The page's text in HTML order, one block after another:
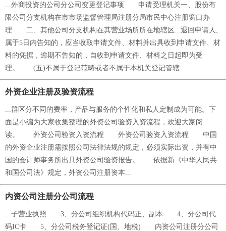
...外商投资的公司分公司变更登记事项 申请受理机关一、股份有
限公司分支机构在市市场监督管理局注册分局市民中心注册窗口办
理 二、其他公司分支机构在其营业场所所在地辖区...退回申请人;
属于5日内告知的，应当收取申请文件、材料并出具收到申请文件、材
料的凭据，逾期不告知的，自收到申请文件、材料之日起即为受
理。 (五)不属于登记范畴或者不属于本机关登记管辖...
外资企业注册及验资流程
...群区分不同的费率，产品与服务的个性化和私人定制成为可能。下
面是小编为大家收集整理的外资公司验资入资流程，欢迎大家阅
读。 外资公司验资入资流程 外资公司验资入资流程 中国
的外资企业注册需按照公司法律法规的规定，必须实际出资，并有中
国的会计师事务所出具外资公司验资报告。 依据新《中华人民共
和国公司法》规定，外资公司注册资本...
内资公司注册分公司流程
...子营业执照 3、分公司组织机构代码正、副本 4、分公司代
码IC卡 5、分公司税务登记证(国、地税) 内资公司注册分公司